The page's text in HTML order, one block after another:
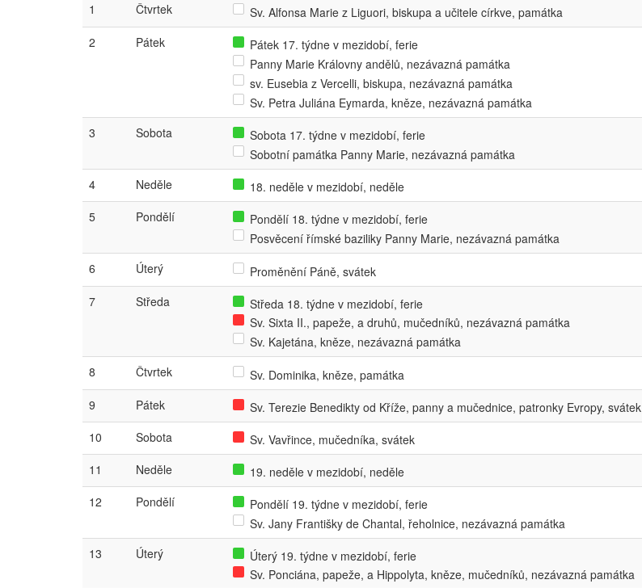
1 Čtvrtek
Sv. Alfonsa Marie z Liguori, biskupa a učitele církve, památka
2
Pátek
Pátek 17. týdne v mezidobí, ferie
Panny Marie Královny andělů, nezávazná památka
sv. Eusebia z Vercelli, biskupa, nezávazná památka
Sv. Petra Juliána Eymarda, kněze, nezávazná památka
3
Sobota
Sobota 17. týdne v mezidobí, ferie
Sobotní památka Panny Marie, nezávazná památka
4
Neděle
18. neděle v mezidobí, neděle
5
Pondělí
Pondělí 18. týdne v mezidobí, ferie
Posvěcení římské baziliky Panny Marie, nezávazná památka
6
Úterý
Proměnění Páně, svátek
7
Středa
Středa 18. týdne v mezidobí, ferie
Sv. Sixta II., papeže, a druhů, mučedníků, nezávazná památka
Sv. Kajetána, kněze, nezávazná památka
8
Čtvrtek
Sv. Dominika, kněze, památka
9
Pátek
Sv. Terezie Benedikty od Kříže, panny a mučednice, patronky Evropy, svátek
10
Sobota
Sv. Vavřince, mučedníka, svátek
11
Neděle
19. neděle v mezidobí, neděle
12
Pondělí
Pondělí 19. týdne v mezidobí, ferie
Sv. Jany Františky de Chantal, řeholnice, nezávazná památka
13
Úterý
Úterý 19. týdne v mezidobí, ferie
Sv. Ponciána, papeže, a Hippolyta, kněze, mučedníků, nezávazná památka